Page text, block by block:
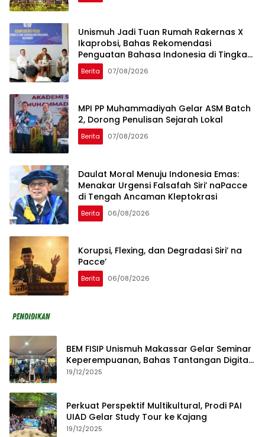
Unismuh Jadi Tuan Rumah Rakernas X
Ikaprobsi, Bahas Rekomendasi
Penguatan Bahasa Indonesia di Tingkat
Global
Berita 07/08/2026
MPI PP Muhammadiyah Gelar ASM Batch
2, Dorong Penulisan Sejarah Lokal
Berita 07/08/2026
Daulat Moral Menuju Indonesia Emas:
Menakar Urgensi Falsafah Siri’ naPacce
di Tengah Ancaman Kleptokrasi
Berita 06/08/2026
Korupsi, Flexing, dan Degradasi Siri’ na
Pacce’
Berita 06/08/2026
BEM FISIP Unismuh Makassar Gelar Seminar
Keperempuanan, Bahas Tantangan Digital
dan Budaya Lokal
19/12/2025
Perkuat Perspektif Multikultural, Prodi PAI
UIAD Gelar Study Tour ke Kajang
19/12/2025